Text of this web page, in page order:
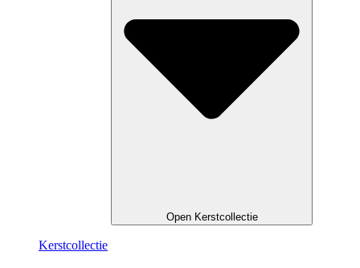
Open Kerstcollectie
Kerstcollectie